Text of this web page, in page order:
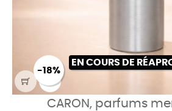
-18%
EN COURS DE
CARON, parfums